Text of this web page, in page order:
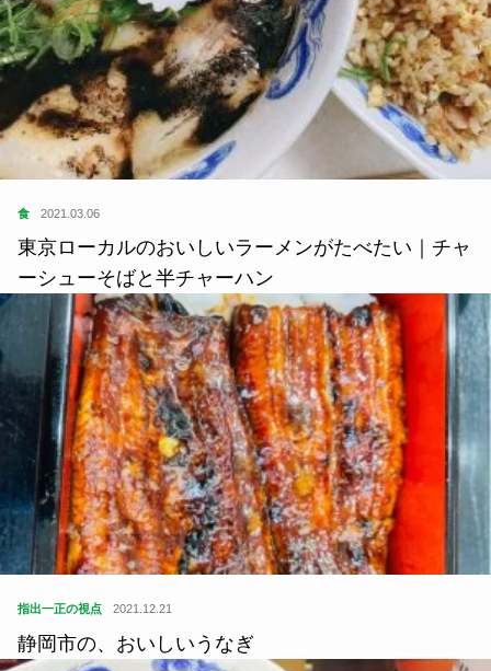
食 2021.03.06
東京ローカルのおいしいラーメンがたべたい｜チャ
ーシューそばと半チャーハン
指出一正の視点 2021.12.21
静岡市の、おいしいうなぎ